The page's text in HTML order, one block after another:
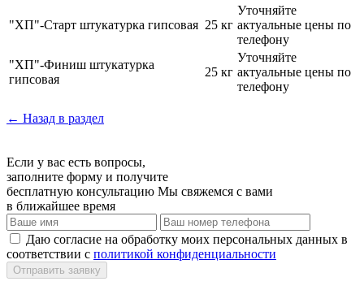
"ХП"-Старт штукатурка гипсовая 25 кг
Уточняйте
актуальные цены по
телефону
"ХП"-Финиш штукатурка
гипсовая
25 кг
Уточняйте
актуальные цены по
телефону
← Назад в раздел
Если у вас есть вопросы,
заполните форму и получите
бесплатную консультацию Мы свяжемся с вами
в ближайшее время
Даю согласие на обработку моих персональных данных в
соответствии с политикой конфиденциальности